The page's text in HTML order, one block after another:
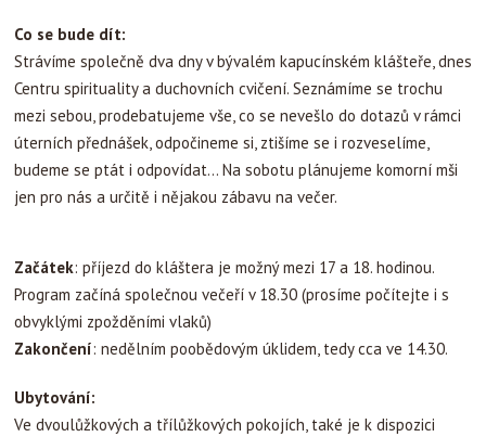
Co se bude dít:
Strávíme společně dva dny v bývalém kapucínském klášteře, dnes
Centru spirituality a duchovních cvičení. Seznámíme se trochu
mezi sebou, prodebatujeme vše, co se nevešlo do dotazů v rámci
úterních přednášek, odpočineme si, ztišíme se i rozveselíme,
budeme se ptát i odpovídat... Na sobotu plánujeme komorní mši
jen pro nás a určitě i nějakou zábavu na večer.
Začátek: příjezd do kláštera je možný mezi 17 a 18. hodinou.
Program začíná společnou večeří v 18.30 (prosíme počítejte i s
obvyklými zpožděními vlaků)
Zakončení: nedělním poobědovým úklidem, tedy cca ve 14.30.
Ubytování:
Ve dvoulůžkových a třílůžkových pokojích, také je k dispozici